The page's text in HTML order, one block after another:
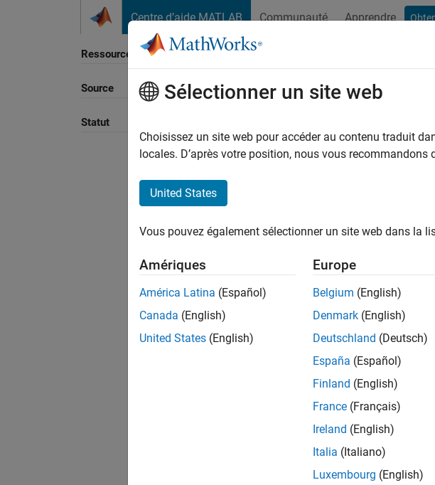
Centre d’aide MATLAB Communauté Apprendre
Ressource
Source
Statut
Sélectionner un site web
Choisissez un site web pour accéder au contenu traduit
locales. D’après votre position, nous vous
United States
Vous pouvez également sélectionner un site web dans la
Amériques
América Latina (Español)
Canada (English)
United States (English)
Europe
Belgium (English)
Denmark (English)
Deutschland (Deutsch)
España (Español)
Finland (English)
France (Français)
Ireland (English)
Italia (Italiano)
Luxembourg (English)